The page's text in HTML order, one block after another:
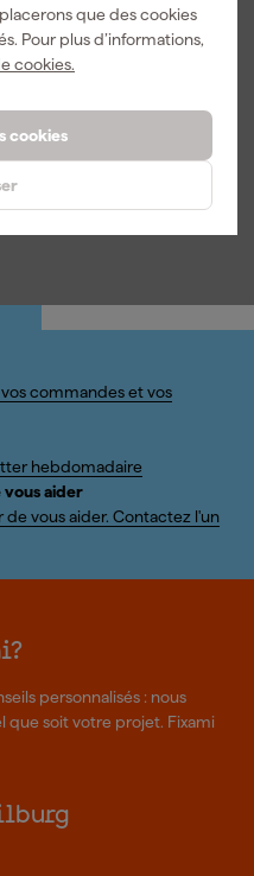
que des cookies
Pour plus d’informations,
cookies.
cookies
commandes et vos
hebdomadaire
vous aider
de vous aider. Contactez l'un
personnalisés : nous
que soit votre projet. Fixami